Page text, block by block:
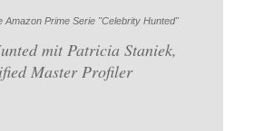
mit Patricia Staniek,
Master Profiler